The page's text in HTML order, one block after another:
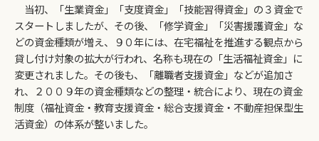
当初、「生業資金」「支度資金」「技能習得資金」の３資金で
スタートしましたが、その後、「修学資金」「災害援護資金」な
どの資金種類が増え、９０年には、在宅福祉を推進する観点から
貸し付け対象の拡大が行われ、名称も現在の「生活福祉資金」に
変更されました。その後も、「離職者支援資金」などが追加さ
れ、２００９年の資金種類などの整理・統合により、現在の資金
制度（福祉資金・教育支援資金・総合支援資金・不動産担保型生
活資金）の体系が整いました。